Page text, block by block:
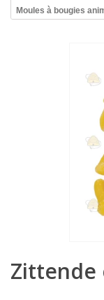
Moules à bougies
Zittende